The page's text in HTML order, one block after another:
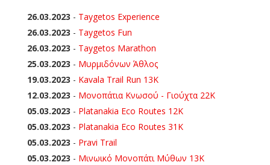
26.03.2023 - Taygetos Experience
26.03.2023 - Taygetos Fun
26.03.2023 - Taygetos Marathon
25.03.2023 - Μυρμιδόνων Άθλος
19.03.2023 - Kavala Trail Run 13K
12.03.2023 - Μονοπάτια Κνωσού - Γιούχτα 22Κ
05.03.2023 - Platanakia Eco Routes 12K
05.03.2023 - Platanakia Eco Routes 31K
05.03.2023 - Pravi Trail
05.03.2023 - Μινωικό Μονοπάτι Μύθων 13Κ